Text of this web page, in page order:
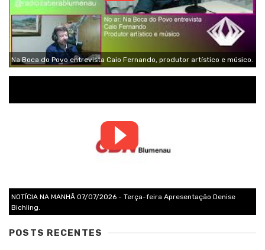
Na Boca do Povo entrevista Caio Fernando, produtor artístico e músico.
NOTÍCIA NA MANHÃ 07/07/2026 - Terça-feira Apresentação Denise
Bichling.
POSTS RECENTES